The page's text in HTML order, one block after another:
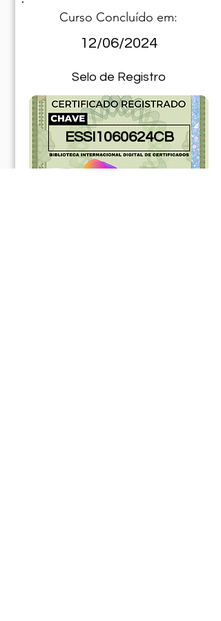
Curso Concluído em:
12/06/2024
Selo de Registro
ESSI1060624CB